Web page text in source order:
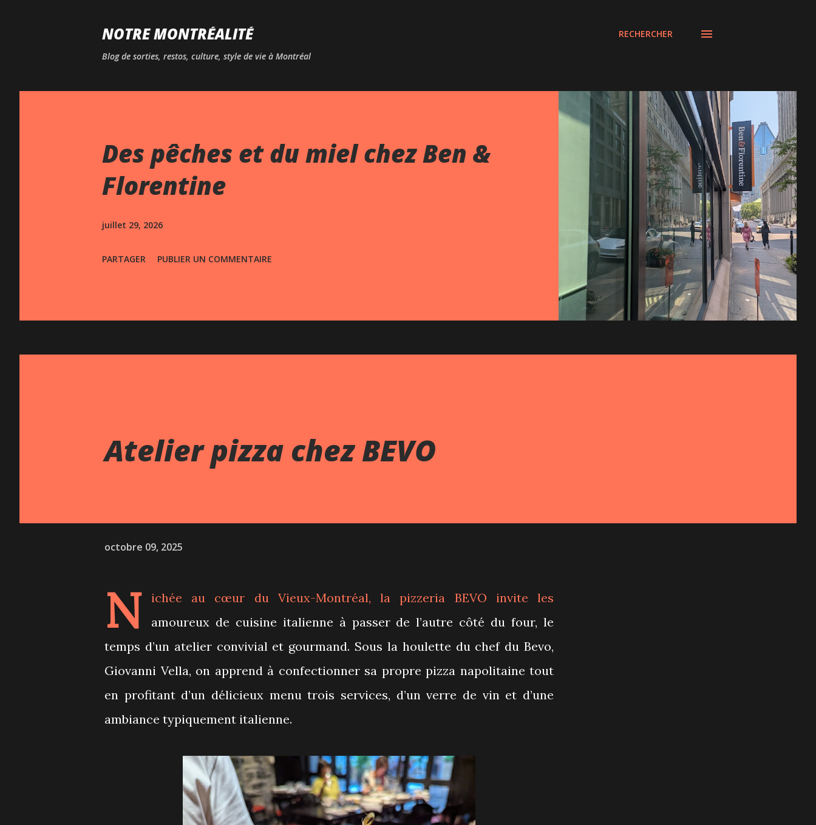
NOTRE MONTRÉALITÉ
Blog de sorties, restos, culture, style de vie à Montréal
RECHERCHER
Des pêches et du miel chez Ben &
Florentine
juillet 29, 2026
PARTAGER PUBLIER UN COMMENTAIRE
Atelier pizza chez BEVO
octobre 09, 2025
N ichée au cœur du Vieux-Montréal, la pizzeria BEVO invite les
amoureux de cuisine italienne à passer de l’autre côté du four, le
temps d’un atelier convivial et gourmand. Sous la houlette du chef du Bevo,
Giovanni Vella, on apprend à confectionner sa propre pizza napolitaine tout
en profitant d’un délicieux menu trois services, d’un verre de vin et d’une
ambiance typiquement italienne.